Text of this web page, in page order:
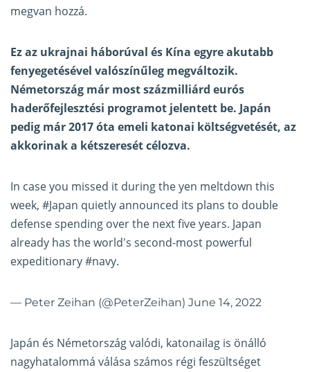
megvan hozzá.
Ez az ukrajnai háborúval és Kína egyre akutabb
fenyegetésével valószínűleg megváltozik.
Németország már most százmilliárd eurós
haderőfejlesztési programot jelentett be. Japán
pedig már 2017 óta emeli katonai költségvetését, az
akkorinak a kétszeresét célozva.
In case you missed it during the yen meltdown this
week, #Japan quietly announced its plans to double
defense spending over the next five years. Japan
already has the world's second-most powerful
expeditionary#navy.
— Peter Zeihan (@PeterZeihan) June 14, 2022
Japán és Németország valódi, katonailag is önálló
nagyhatalommá válása számos régi feszültséget